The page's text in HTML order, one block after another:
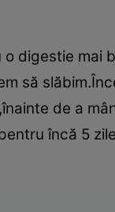
digestie mai
să
de a
încă 5